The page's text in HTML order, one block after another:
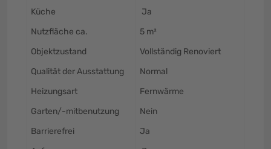
Küche
Ja
Nutzfläche ca.
5 m²
Objektzustand
Vollständig Renoviert
Qualität der Ausstattung
Normal
Heizungsart
Fernwärme
Garten/-mitbenutzung
Nein
Barrierefrei
Ja